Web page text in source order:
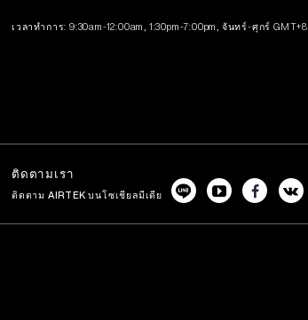
เวลาทำการ: 9:30am-12:00am, 1:30pm-7:00pm, จันทร์-ศุกร์ GMT+8
ติดตามเรา
ติดตาม AIRTEK บนโซเชียลมีเดีย